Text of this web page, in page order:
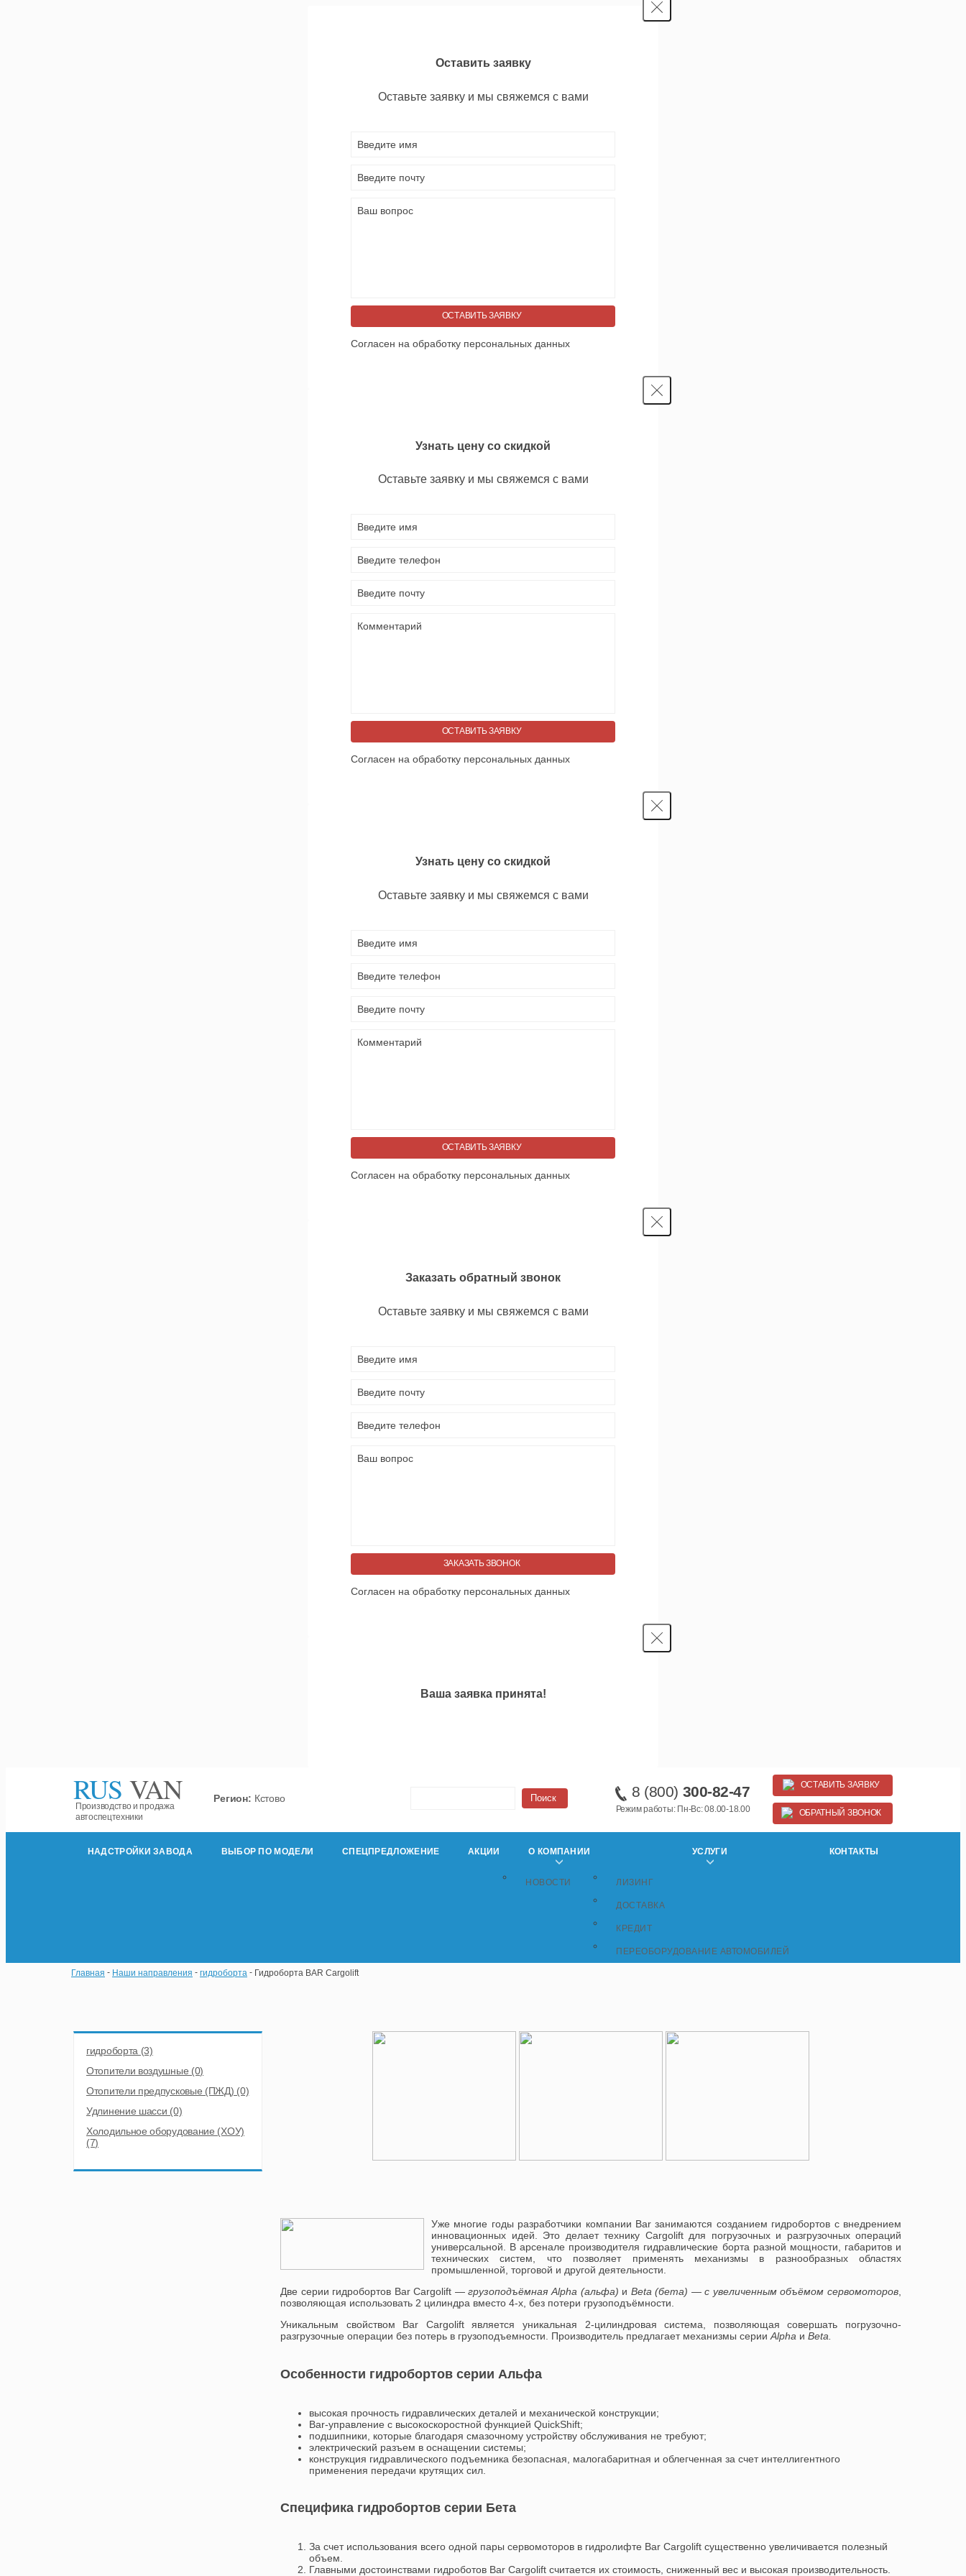
Оставить заявку
Оставьте заявку и мы свяжемся с вами
ОСТАВИТЬ ЗАЯВКУ
Согласен на обработку персональных данных
Узнать цену со скидкой
Оставьте заявку и мы свяжемся с вами
ОСТАВИТЬ ЗАЯВКУ
Согласен на обработку персональных данных
Узнать цену со скидкой
Оставьте заявку и мы свяжемся с вами
ОСТАВИТЬ ЗАЯВКУ
Согласен на обработку персональных данных
Заказать обратный звонок
Оставьте заявку и мы свяжемся с вами
ЗАКАЗАТЬ ЗВОНОК
Согласен на обработку персональных данных
Ваша заявка принята!
RUS VAN
Производство и продажа
автоспецтехники
Регион: Кстово 8 (800) 300-82-47
Режим работы: Пн-Вс: 08.00-18.00
ОСТАВИТЬ ЗАЯВКУ
ОБРАТНЫЙ ЗВОНОК
НАДСТРОЙКИ ЗАВОДА ВЫБОР ПО МОДЕЛИ СПЕЦПРЕДЛОЖЕНИЕ АКЦИИ О КОМПАНИИ
НОВОСТИ
УСЛУГИ
ЛИЗИНГ
ДОСТАВКА
КРЕДИТ
ПЕРЕОБОРУДОВАНИЕ АВТОМОБИЛЕЙ
КОНТАКТЫ
Главная Наши направления гидроборта Гидроборта BAR Cargolift
гидроборта (3)
Отопители воздушные (0)
Отопители предпусковые (ПЖД) (0)
Удлинение шасси (0)
Холодильное оборудование (ХОУ)
(7)
Уже многие годы разработчики компании Bar занимаются созданием гидробортов с внедрением
инновационных идей. Это делает технику Cargolift для погрузочных и разгрузочных операций
универсальной. В арсенале производителя гидравлические борта разной мощности, габаритов и
технических систем, что позволяет применять механизмы в разнообразных областях
промышленной, торговой и другой деятельности.
Две серии гидробортов Bar Cargolift —грузоподъёмная Alpha (альфа) и Beta (бета) — с увеличенным объёмом сервомоторов
позволяющая использовать 2 цилиндра вместо 4-х, без потери грузоподъёмности.
Уникальным свойством Bar Cargolift является уникальная 2-цилиндровая система, позволяющая совершать погрузочно-
разгрузочные операции без потерь в грузоподъемности. Производитель предлагает механизмы серии Alpha и Beta.
Особенности гидробортов серии Альфа
высокая прочность гидравлических деталей и механической конструкции;
Bar-управление с высокоскоростной функцией QuickShift;
подшипники, которые благодаря смазочному устройству обслуживания не требуют;
электрический разъем в оснащении системы;
конструкция гидравлического подъемника безопасная, малогабаритная и облегченная за счет интеллигентного
применения передачи крутящих сил.
Специфика гидробортов серии Бета
За счет использования всего одной пары сервомоторов в гидролифте Bar Cargolift существенно увеличивается полезный
объем.
Главными достоинствами гидроботов Bar Cargolift считается их стоимость, сниженный вес и высокая производительность.